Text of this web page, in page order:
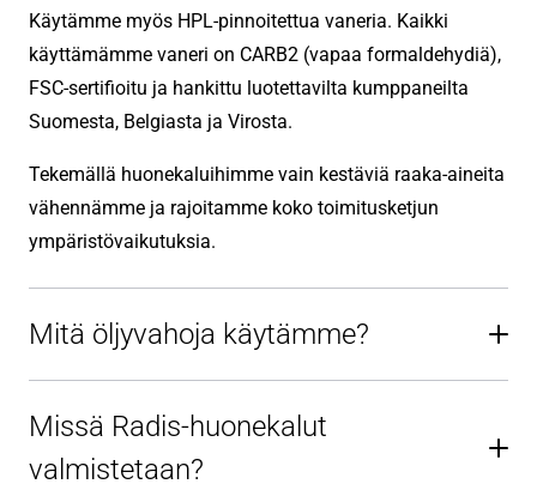
Käytämme myös HPL-pinnoitettua vaneria. Kaikki
käyttämämme vaneri on CARB2 (vapaa formaldehydiä),
FSC-sertifioitu ja hankittu luotettavilta kumppaneilta
Suomesta, Belgiasta ja Virosta.
Tekemällä huonekaluihimme vain kestäviä raaka-aineita
vähennämme ja rajoitamme koko toimitusketjun
ympäristövaikutuksia.
Mitä öljyvahoja käytämme?
Missä Radis-huonekalut
valmistetaan?